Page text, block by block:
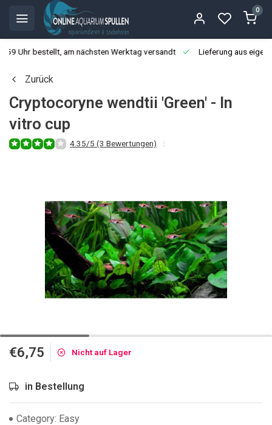
0
Uhr bestellt, am nächsten Werktag versandt Lieferung aus
Zurück
Cryptocoryne wendtii 'Green' - In
vitro cup
4.35/5 (3 Bewertungen)
€6,75 Nicht auf Lager
in Bestellung
Category: Easy